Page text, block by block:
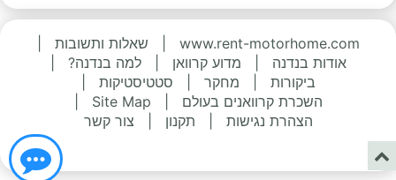
www.rent-motorhome.com שאלות ותשובות
אודות בנדנה
מדוע קרוואן למה בנדנה?
ביקורות
מחקר סטטיסטיקות
השכרת קרוואנים בעולם
Site Map
הצהרת נגישות
תקנון צור קשר